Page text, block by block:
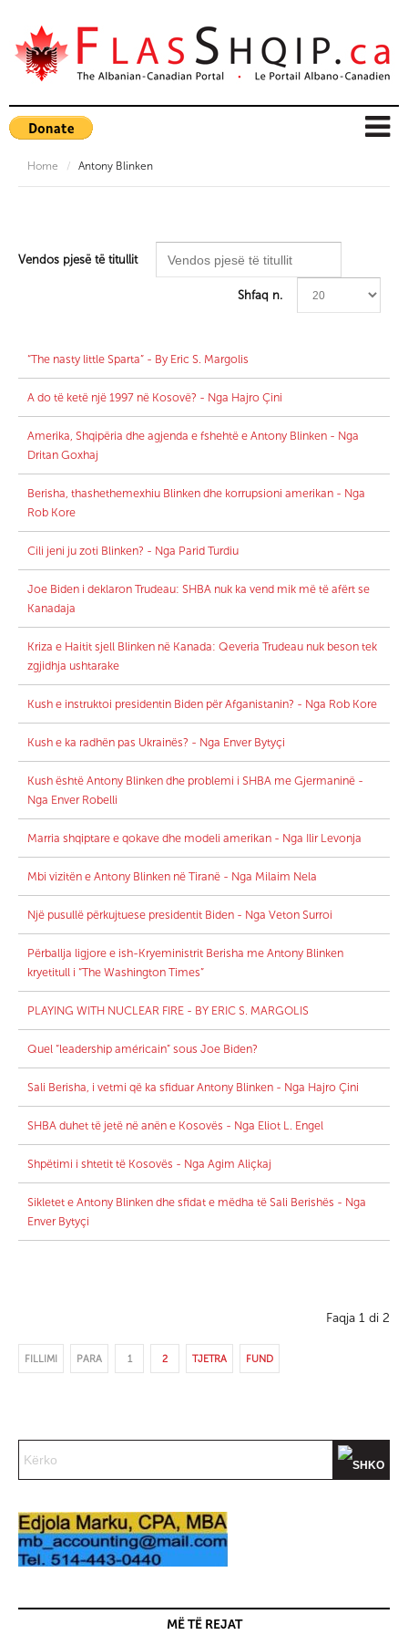
Home / Antony Blinken
Vendos pjesë të titullit
Shfaq n.
“The nasty little Sparta” - By Eric S. Margolis
A do të ketë një 1997 në Kosovë? - Nga Hajro Çini
Amerika, Shqipëria dhe agjenda e fshehtë e Antony Blinken - Nga
Dritan Goxhaj
Berisha, thashethemexhiu Blinken dhe korrupsioni amerikan - Nga
Rob Kore
Cili jeni ju zoti Blinken? - Nga Parid Turdiu
Joe Biden i deklaron Trudeau: SHBA nuk ka vend mik më të afërt se
Kanadaja
Kriza e Haitit sjell Blinken në Kanada: Qeveria Trudeau nuk beson tek
zgjidhja ushtarake
Kush e instruktoi presidentin Biden për Afganistanin? - Nga Rob Kore
Kush e ka radhën pas Ukrainës? - Nga Enver Bytyçi
Kush është Antony Blinken dhe problemi i SHBA me Gjermaninë -
Nga Enver Robelli
Marria shqiptare e qokave dhe modeli amerikan - Nga Ilir Levonja
Mbi vizitën e Antony Blinken në Tiranë - Nga Milaim Nela
Një pusullë përkujtuese presidentit Biden - Nga Veton Surroi
Përballja ligjore e ish-Kryeministrit Berisha me Antony Blinken
kryetitull i “The Washington Times”
PLAYING WITH NUCLEAR FIRE - BY ERIC S. MARGOLIS
Quel “leadership américain” sous Joe Biden?
Sali Berisha, i vetmi që ka sfiduar Antony Blinken - Nga Hajro Çini
SHBA duhet të jetë në anën e Kosovës - Nga Eliot L. Engel
Shpëtimi i shtetit të Kosovës - Nga Agim Aliçkaj
Sikletet e Antony Blinken dhe sfidat e mëdha të Sali Berishës - Nga
Enver Bytyçi
Faqja 1 di 2
FILLIMI PARA 1 2 TJETRA FUND
MË TË REJAT